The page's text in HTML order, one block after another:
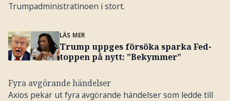
Trumpadministratinoen i stort.
LÄS MER
Trump uppges försöka sparka Fed-
toppen på nytt: ”Bekymmer”
Fyra avgörande händelser
Axios pekar ut fyra avgörande händelser som ledde till